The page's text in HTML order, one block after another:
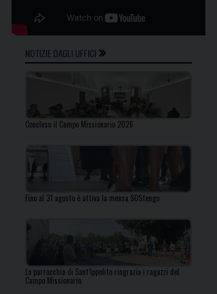
NOTIZIE DAGLI UFFICI
Concluso il Campo Missionario 2026
Fino al 31 agosto è attiva la mensa SOStengo
La parrocchia di Sant’Ippolito ringrazia i ragazzi del
Campo Missionario